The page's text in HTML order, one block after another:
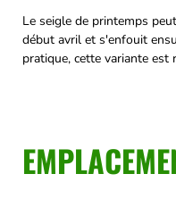
Le seigle de printemps
début avril et s'enfouit
pratique, cette variante est